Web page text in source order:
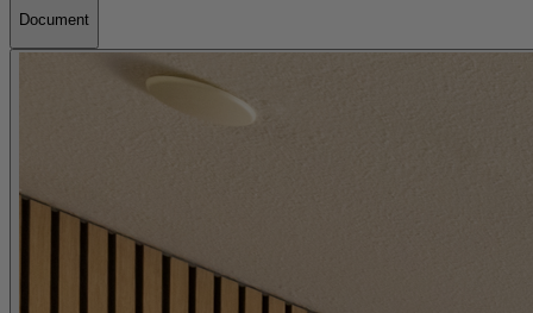
Document